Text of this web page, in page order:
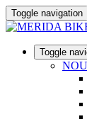
Toggle navigation
Toggle